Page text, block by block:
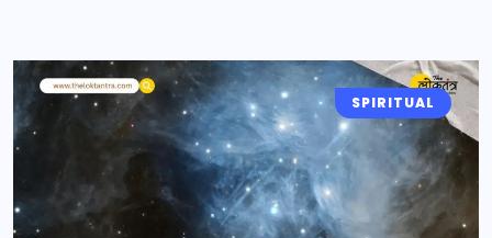
SPIRITUAL